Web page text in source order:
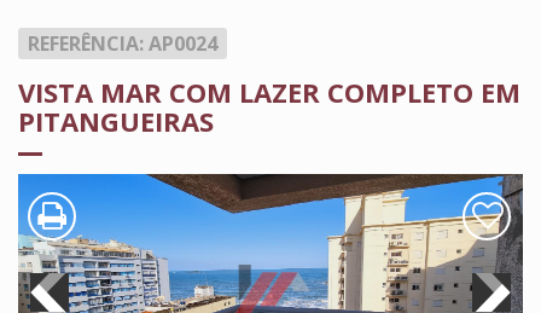
REFERÊNCIA: AP0024
VISTA MAR COM LAZER COMPLETO EM
PITANGUEIRAS